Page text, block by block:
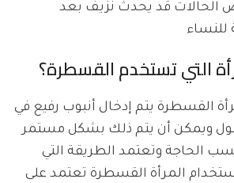
الحالات قد يحدث نزيف بعد
للنساء
التي تستخدم القسطرة؟
القسطرة يتم إدخال أنبوب رفيع في
ويمكن أن يتم ذلك بشكل مستمر
الحاجة وتعتمد الطريقة التي
المرأة القسطرة تعتمد على